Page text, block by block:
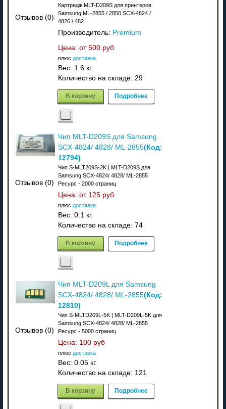
Отзывов (0)
Картридж MLT-D209S для принтеров
Samsung ML-2855 / 2850 SCX-4824 /
4826 / 482
Производитель: Premium
Цена: от 500 руб
плюс доставка
Вес: 1.6 кг.
Количество на складе: 29
В корзину Подробнее
Отзывов (0)
Чип MLT-D209S для Samsung
SCX-4824/ 4828/ ML-2855(Код:
12794)
Чип S-MLT209S-2K | MLT-D209S для
Samsung SCX-4824/ 4828/ ML-2855
Ресурс - 2000 страниц
Цена: от 125 руб
плюс доставка
Вес: 0.1 кг.
Количество на складе: 74
В корзину Подробнее
Отзывов (0)
Чип MLT-D209L для Samsung
SCX-4824/ 4828/ ML-2855(Код:
12810)
Чип S-MLTD209L-5K | MLT-D209L-5K для
Samsung SCX-4824/ 4828/ ML-2855
Ресурс - 5000 страниц
Цена: 100 руб
плюс доставка
Вес: 0.05 кг.
Количество на складе: 121
В корзину Подробнее